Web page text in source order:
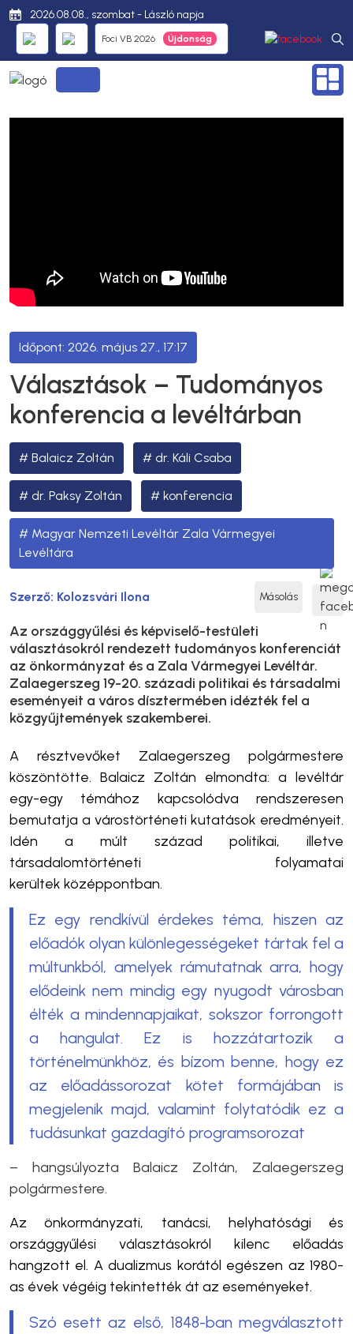
2026.08.08., szombat - László napja
Foci VB 2026
2026. május 27., 17:17
Választások – Tudományos
konferencia a levéltárban
Balaicz Zoltán dr. Káli Csaba
dr. Paksy Zoltán konferencia
Magyar Nemzeti Levéltár Zala Vármegyei
Levéltára
Szerző: Kolozsvári Ilona Másolás
Az országgyűlési és képviselő-testületi
választásokról rendezett tudományos konferenciát
az önkormányzat és a Zala Vármegyei Levéltár.
Zalaegerszeg 19-20. századi politikai és társadalmi
eseményeit a város dísztermében idézték fel a
közgyűjtemények szakemberei.
A résztvevőket Zalaegerszeg polgármestere
köszöntötte. Balaicz Zoltán elmondta: a levéltár
egy-egy témához kapcsolódva rendszeresen
bemutatja a várostörténeti kutatások eredményeit.
Idén a múlt század politikai, illetve
társadalomtörténeti folyamatai
kerültek középpontban.
Ez egy rendkívül érdekes téma, hiszen az
előadók olyan különlegességeket tártak fel a
múltunkból, amelyek rámutatnak arra, hogy
elődeink nem mindig egy nyugodt városban
élték a mindennapjaikat, sokszor forrongott
a hangulat. Ez is hozzátartozik a
történelmünkhöz, és bízom benne, hogy ez
az előadássorozat kötet formájában is
megjelenik majd, valamint folytatódik ez a
tudásunkat gazdagító programsorozat
– hangsúlyozta Balaicz Zoltán, Zalaegerszeg
polgármestere.
Az önkormányzati, tanácsi, helyhatósági és
országgyűlési választásokról kilenc előadás
hangzott el. A dualizmus korától egészen az 1980-
as évek végéig tekintették át az eseményeket.
Szó esett az első, 1848-ban megválasztott